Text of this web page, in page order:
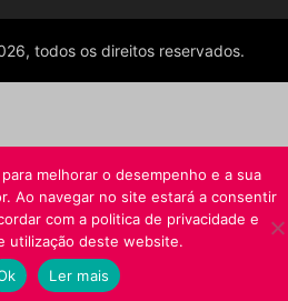
todos os direitos reservados.
melhorar o desempenho e a sua
Ao navegar no site estará a consentir
com a politica de privacidade e
utilização deste website.
Ler mais